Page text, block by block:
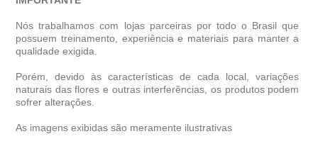
Nós trabalhamos com lojas parceiras por todo o Brasil que
possuem treinamento, experiência e materiais para manter a
qualidade exigida.
Porém, devido às características de cada local, variações
naturais das flores e outras interferências, os produtos podem
sofrer alterações.
As imagens exibidas são meramente ilustrativas